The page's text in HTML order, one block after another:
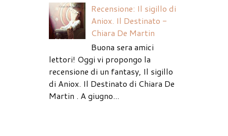
Recensione: Il sigillo di
Aniox. Il Destinato -
Chiara De Martin
Buona sera amici
lettori! Oggi vi propongo la
recensione di un fantasy, Il sigillo
di Aniox. Il Destinato di Chiara De
Martin . A giugno...